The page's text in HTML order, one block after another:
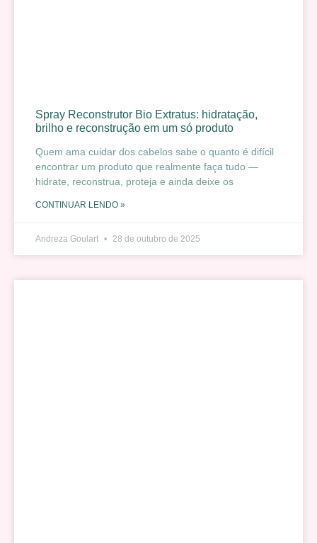
Spray Reconstrutor Bio Extratus: hidratação,
brilho e reconstrução em um só produto
Quem ama cuidar dos cabelos sabe o quanto é difícil
encontrar um produto que realmente faça tudo —
hidrate, reconstrua, proteja e ainda deixe os
CONTINUAR LENDO »
Andreza Goulart 28 de outubro de 2025